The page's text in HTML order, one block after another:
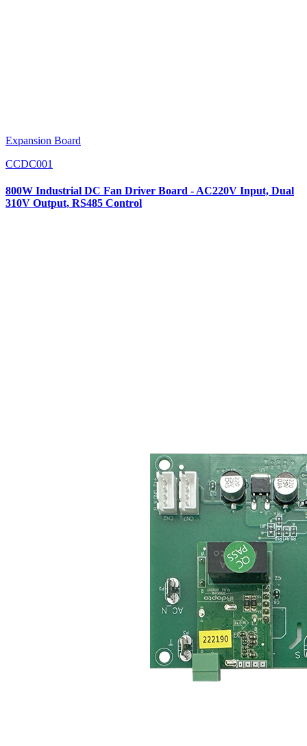
Expansion Board
CCDC001
800W Industrial DC Fan Driver Board - AC220V Input, Dual
310V Output, RS485 Control